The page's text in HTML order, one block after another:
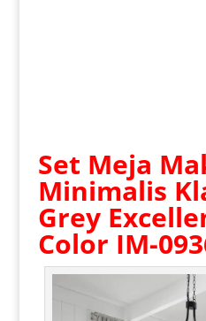
Set Meja
Minimalis
Grey
Color IM-